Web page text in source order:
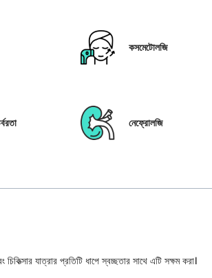
কসমেটোলজি
নেফ্রোলজি
যাত্রার প্রতিটি ধাপে স্বচ্ছতার সাথে এটি সক্ষম করা।